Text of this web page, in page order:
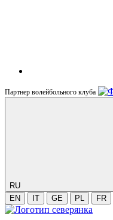
Партнер волейбольного клуба
RU
EN
IT GE PL FR